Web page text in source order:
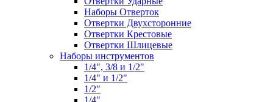
Наборы Отверток
Отвертки Двухсторонние
Отвертки Крестовые
Отвертки Шлицевые
Наборы инструментов
1/4", 3/8 и 1/2"
1/4" и 1/2"
1/2"
1/4"